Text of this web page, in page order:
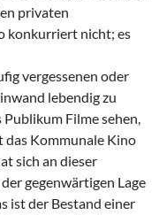
privaten
konkurriert nicht; es
vergessenen oder
lebendig zu
Filme sehen,
das Kommunale Kino
sich an dieser
gegenwärtigen Lage
ist der Bestand einer